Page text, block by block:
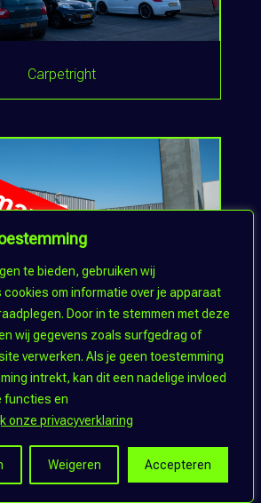
te bieden, gebruiken wij
om informatie over je apparaat
Door in te stemmen met deze
wij gegevens zoals surfgedrag of
verwerken. Als je geen toestemming
intrekt, kan dit een nadelige invloed
functies en
onze privacyverklaring
Weigeren Accepteren
Carpetright
Ced’or Badkamers